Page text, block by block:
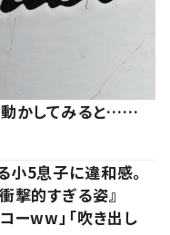
かしてみると……
小5息子に違和感。
撃的すぎる姿』
ーww」「吹き出し